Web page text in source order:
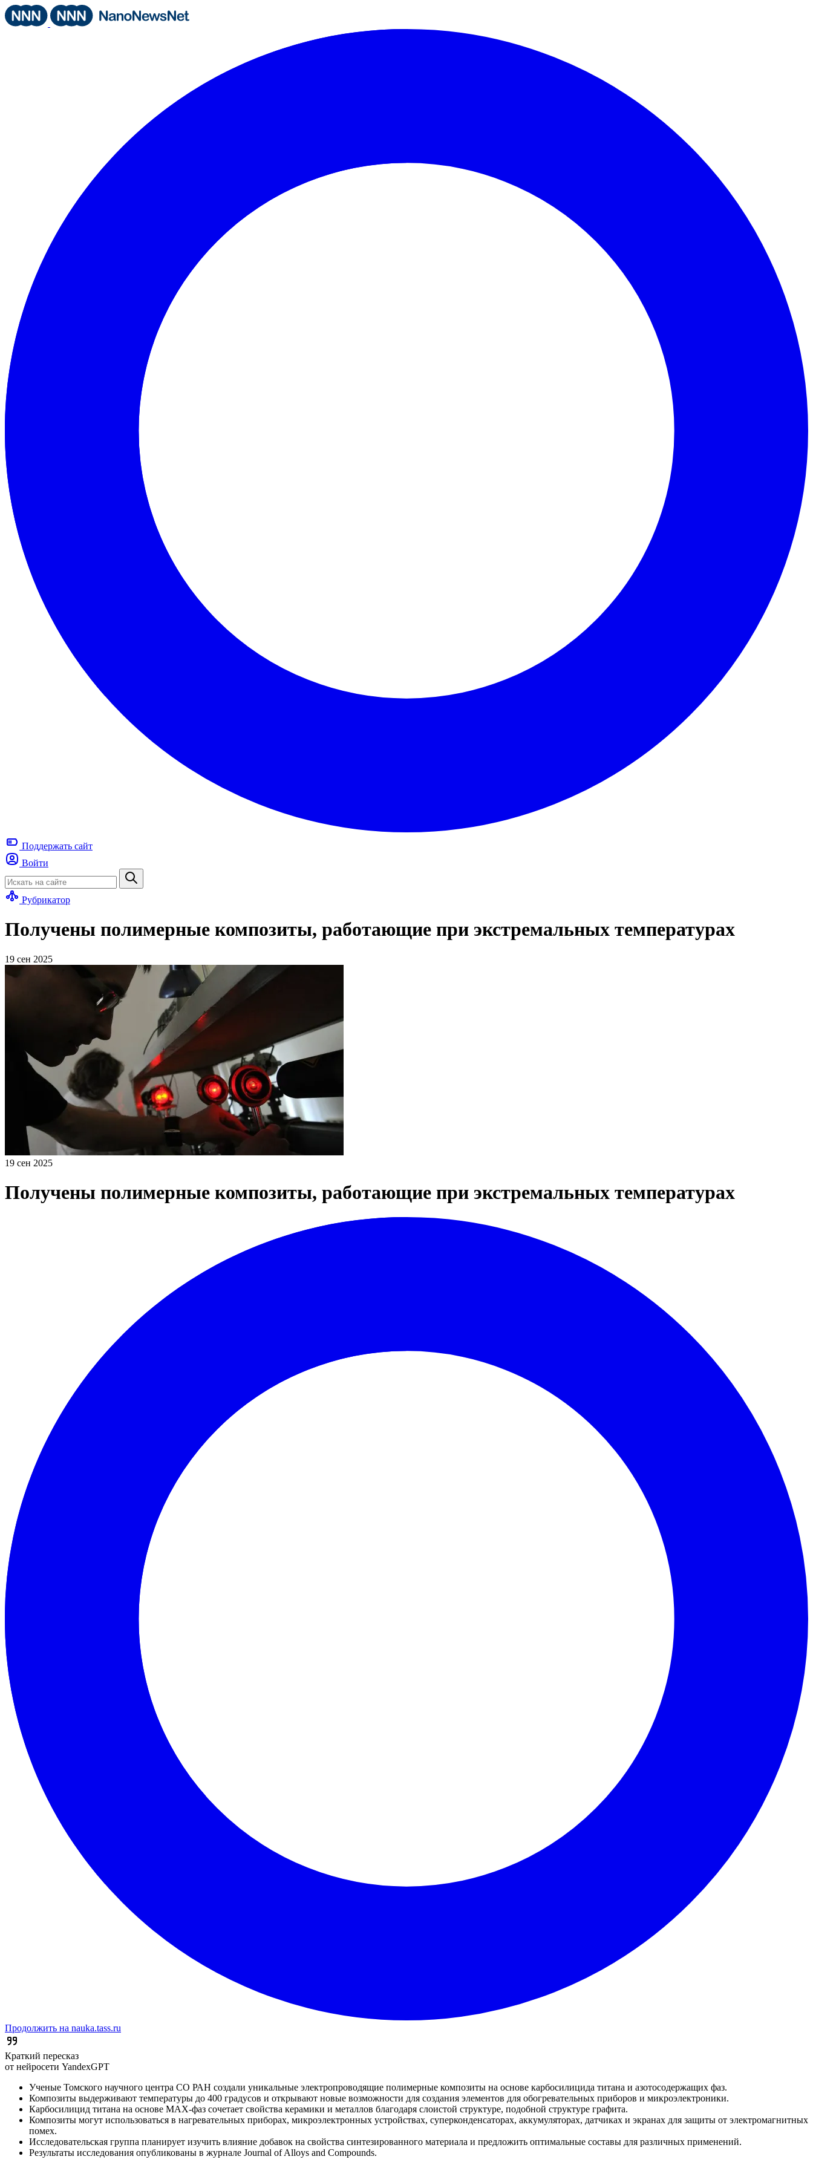
Поддержать сайт
Войти
Рубрикатор
Получены полимерные композиты, работающие при экстремальных температурах
19 сен 2025
19 сен 2025
Получены полимерные композиты, работающие при экстремальных температурах
Продолжить на nauka.tass.ru
Краткий пересказ
от нейросети YandexGPT
Ученые Томского научного центра СО РАН создали уникальные электропроводящие полимерные композиты на основе карбосилицида титана и азотосодержащих фаз.
Композиты выдерживают температуры до 400 градусов и открывают новые возможности для создания элементов для обогревательных приборов и микроэлектроники.
Карбосилицид титана на основе MAX-фаз сочетает свойства керамики и металлов благодаря слоистой структуре, подобной структуре графита.
Композиты могут использоваться в нагревательных приборах, микроэлектронных устройствах, суперконденсаторах, аккумуляторах, датчиках и экранах для защиты от электромагнитных
помех.
Исследовательская группа планирует изучить влияние добавок на свойства синтезированного материала и предложить оптимальные составы для различных применений.
Результаты исследования опубликованы в журнале Journal of Alloys and Compounds.